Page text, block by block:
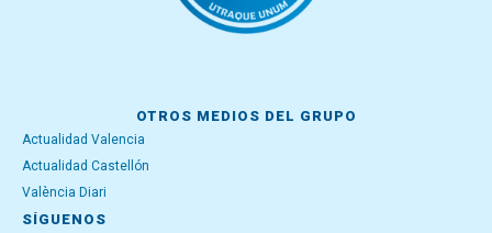
OTROS MEDIOS DEL GRUPO
Actualidad Valencia
Actualidad Castellón
València Diari
SÍGUENOS